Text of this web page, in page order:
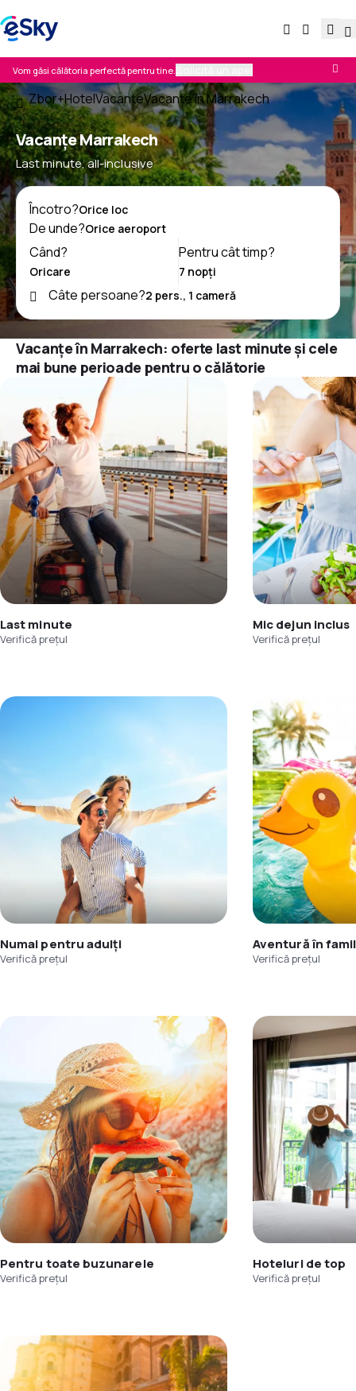
Vom găsi călătoria perfectă pentru tine.
Zbor+HotelVacanţeVacanţe în Marrakech
Vacanţe Marrakech
Last minute, all-inclusive
Încotro?
De unde?
Când?
Pentru cât timp?
Câte persoane?
Vacanțe în Marrakech: oferte last minute și cele
mai bune perioade pentru o călătorie
Last minute
Verifică prețul
Mic dejun inclus
Verifică prețul
Numai pentru adulți
Verifică prețul
Aventură în
Verifică prețul
Pentru toate buzunarele
Verifică prețul
Hoteluri de top
Verifică prețul